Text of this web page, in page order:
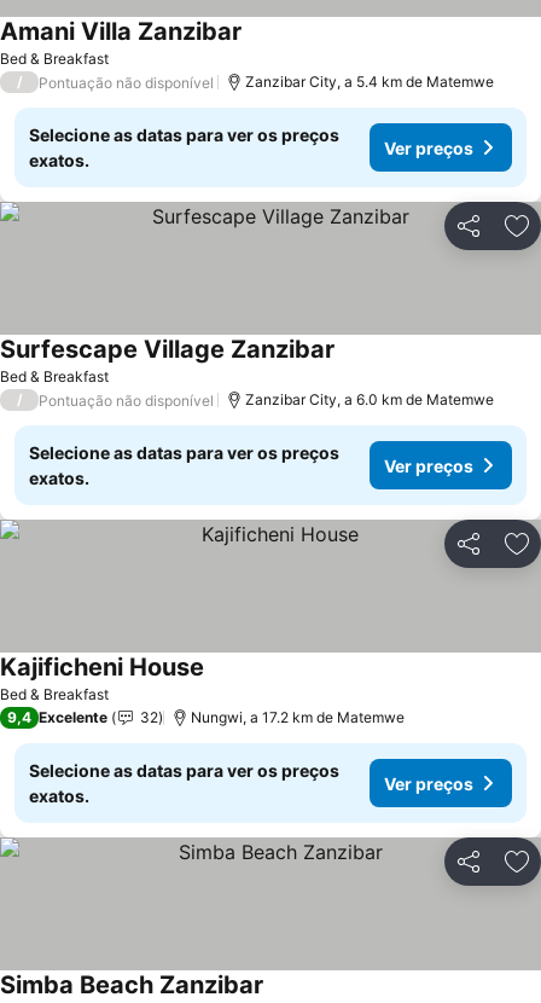
Bed & Breakfast
Amani Villa Zanzibar
/ Pontuação não disponível Zanzibar City, a 5.4 km de Matemwe
Selecione as datas para ver os preços
exatos.
Ver preços
Partilhar
Bed & Breakfast
Surfescape Village Zanzibar
/ Pontuação não disponível Zanzibar City, a 6.0 km de Matemwe
Selecione as datas para ver os preços
exatos.
Ver preços
Partilhar
Bed & Breakfast
Kajificheni House
9,4 Excelente 32 Nungwi, a 17.2 km de Matemwe
Selecione as datas para ver os preços
exatos.
Ver preços
Partilhar
Simba Beach Zanzibar